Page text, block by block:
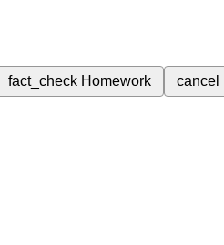
fact_check Homework cancel